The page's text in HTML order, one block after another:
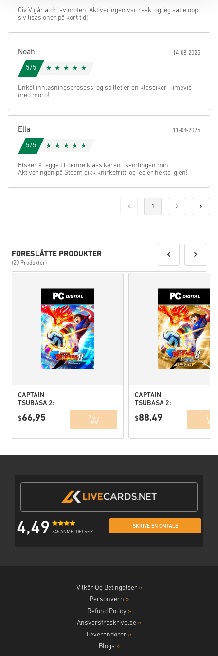
Civ V går aldri av moten. Aktiveringen var rask, og jeg satte opp
sivilisasjoner på kort tid!
Noah 14-08-2025
5/5
Enkel innløsningsprosess, og spillet er en klassiker. Timevis
med moro!
Ella 11-08-2025
5/5
Elsker å legge til denne klassikeren i samlingen min.
Aktiveringen på Steam gikk knirkefritt, og jeg er hekta igjen!
1 2
FORESLÅTTE PRODUKTER
(20 Produkter)
CAPTAIN
TSUBASA 2:
FIGHTERS PC
$66,95
CAPTAIN
TSUBASA 2:
FIGHTERS
$88,49
4,49 345 ANMELDELSER
SKRIVE EN OMTALE
Vilkår Og Betingelser »
Personvern »
Refund Policy »
Ansvarsfraskrivelse »
Leverandører »
Blogs »